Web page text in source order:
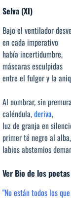
Selva (XI)
Bajo el ventilador
en cada imperativo
había incertidumbre,
máscaras esculpidas
entre el fulgor y la
Al nombrar, sin
caléndula,deriva,
luz de granja en
primer té negro al alba,
labios abstemios
Ver Bio de los
"No están todos los